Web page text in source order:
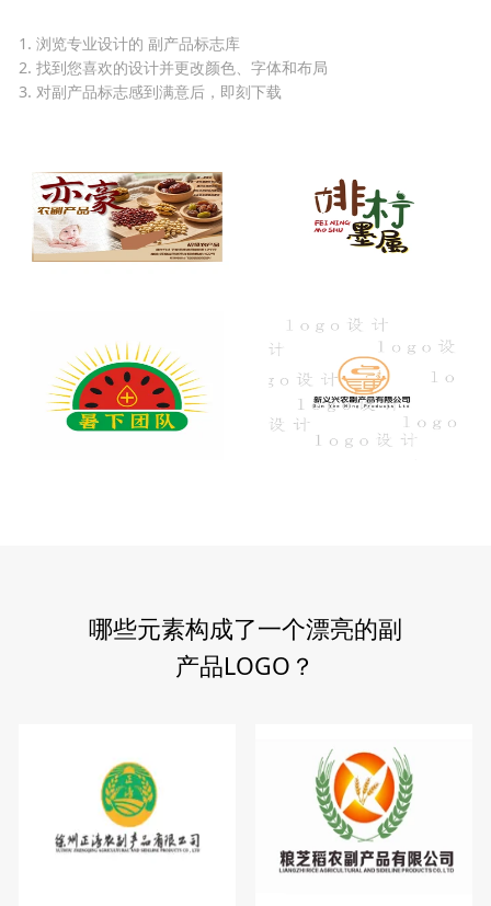
1. 浏览专业设计的 副产品标志库
2. 找到您喜欢的设计并更改颜色、字体和布局
3. 对副产品标志感到满意后，即刻下载
哪些元素构成了一个漂亮的副
产品LOGO？